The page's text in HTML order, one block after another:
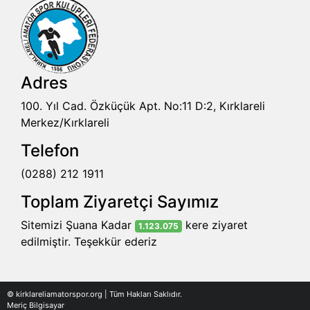
Adres
100. Yıl Cad. Özküçük Apt. No:11 D:2, Kırklareli
Merkez/Kırklareli
Telefon
(0288) 212 1911
Toplam Ziyaretçi Sayımız
Sitemizi Şuana Kadar 1.123.075 kere ziyaret
edilmiştir. Teşekkür ederiz
© kirklareliamatorspor.org | Tüm Hakları Saklıdır.
Meriç Bilgisayar